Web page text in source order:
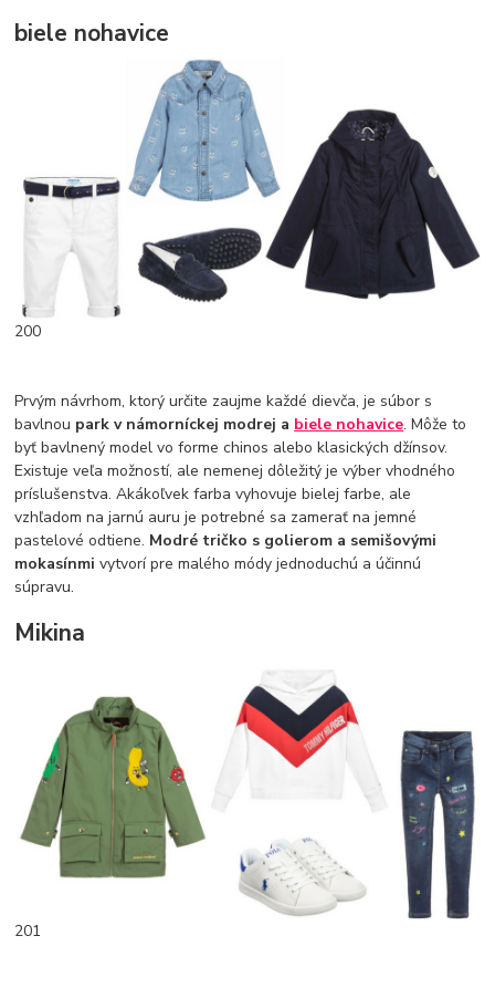
biele nohavice
200
Prvým návrhom, ktorý určite zaujme každé dievča, je súbor s
bavlnou park v námorníckej modrej a biele nohavice. Môže to
byť bavlnený model vo forme chinos alebo klasických džínsov.
Existuje veľa možností, ale nemenej dôležitý je výber vhodného
príslušenstva. Akákoľvek farba vyhovuje bielej farbe, ale
vzhľadom na jarnú auru je potrebné sa zamerať na jemné
pastelové odtiene. Modré tričko s golierom a semišovými
mokasínmivytvorí pre malého módy jednoduchú a účinnú
súpravu.
Mikina
201